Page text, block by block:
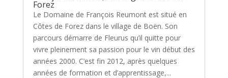
Forez
Le Domaine de François Reumont est situé en
Côtes de Forez dans le village de Boën. Son
parcours démarre de Fleurus qu’il quitte pour
vivre pleinement sa passion pour le vin début des
années 2000. C’est fin 2012, après quelques
années de formation et d’apprentissage,...